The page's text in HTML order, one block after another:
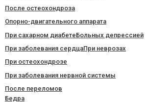
После остеохондроза
Опорно-двигательного аппарата
При сахарном диабетеБольных депрессией
При заболевания сердцаПри неврозах
При остеохондрозе
При заболевания нервной системы
После переломов
Бедра